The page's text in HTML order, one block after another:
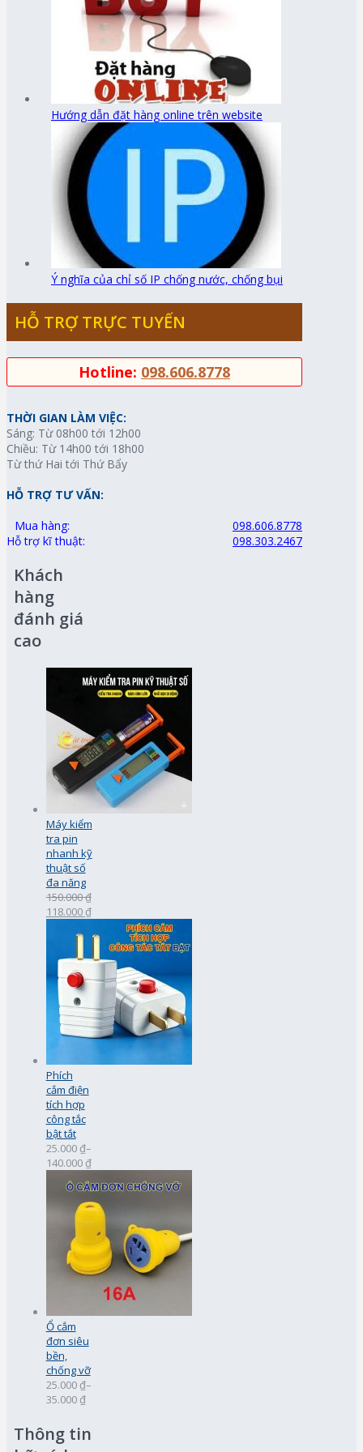
Hướng dẫn đặt hàng online trên website
Ý nghĩa của chỉ số IP chống nước, chống bụi
HỖ TRỢ TRỰC TUYẾN
Hotline: 098.606.8778
THỜI GIAN LÀM VIỆC:
Sáng: Từ 08h00 tới 12h00
Chiều: Từ 14h00 tới 18h00
Từ thứ Hai tới Thứ Bẩy
HỖ TRỢ TƯ VẤN:
Mua hàng:
098.606.8778
Hỗ trợ kĩ thuật:
098.303.2467
Khách
hàng
đánh giá
cao
Máy kiểm
tra pin
nhanh kỹ
thuật số
đa năng
150.000 ₫
118.000 ₫
Phích
cắm điện
tích hợp
công tắc
bật tắt
25.000 ₫–
140.000 ₫
Ổ cắm
đơn siêu
bền,
chống vỡ
25.000 ₫–
35.000 ₫
Thông tin